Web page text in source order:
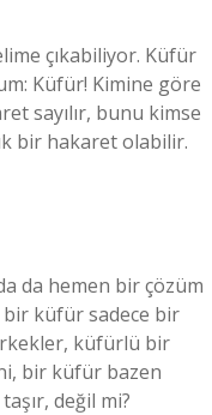
çıkabiliyor. Küfür
Küfür! Kimine göre
sayılır, bunu kimse
bir hakaret olabilir.
da hemen bir çözüm
bir küfür sadece bir
küfürlü bir
bir küfür bazen
değil mi?